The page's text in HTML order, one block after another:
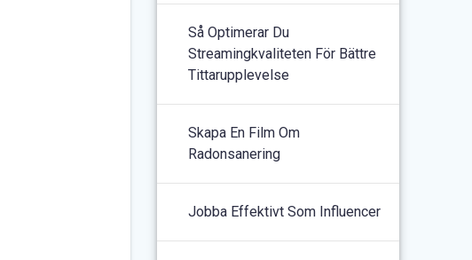
Så Optimerar Du
Streamingkvaliteten För Bättre
Tittarupplevelse
Skapa En Film Om
Radonsanering
Jobba Effektivt Som Influencer